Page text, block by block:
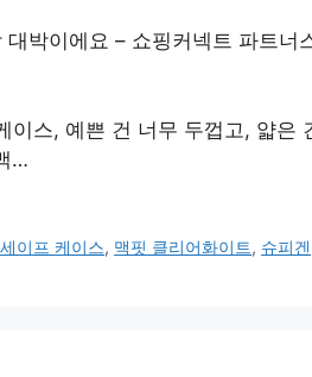
박이에요 – 쇼핑커넥트 파트너
이스, 예쁜 건 너무 두껍고, 얇은
…
이프 케이스, 맥핏 클리어화이트, 슈피겐